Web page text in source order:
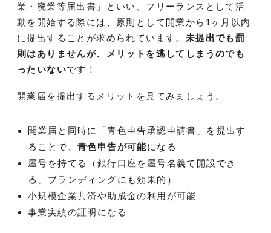
業・廃業等届出書」といい、フリーランスとして活
動を開始する際には、原則として開業から1ヶ月以内
に提出することが求められています。 未提出でも罰
則はありませんが、メリットを逃してしまうのでも
ったいないです！
開業届を提出するメリットを見てみましょう。
開業届と同時に「青色申告承認申請書」を提出す
ることで、 青色申告が可能になる
屋号を持てる（銀行口座を屋号名義で開設でき
る、ブランディングにも効果的）
小規模企業共済や助成金の利用が可能
事業実績の証明になる